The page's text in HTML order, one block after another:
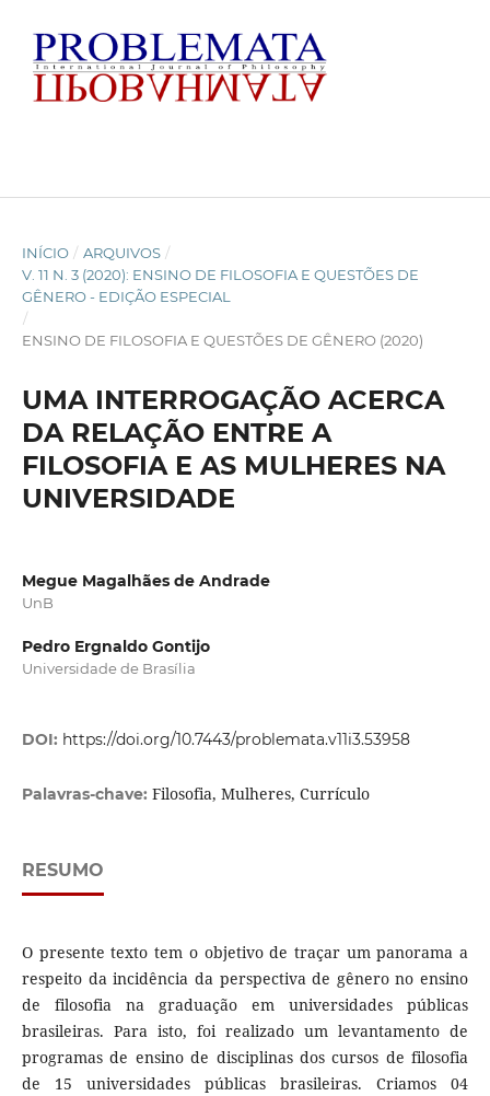
INÍCIO / ARQUIVOS /
V. 11 N. 3 (2020): ENSINO DE FILOSOFIA E QUESTÕES DE
GÊNERO - EDIÇÃO ESPECIAL
/
ENSINO DE FILOSOFIA E QUESTÕES DE GÊNERO (2020)
UMA INTERROGAÇÃO ACERCA
DA RELAÇÃO ENTRE A
FILOSOFIA E AS MULHERES NA
UNIVERSIDADE
Megue Magalhães de Andrade
UnB
Pedro Ergnaldo Gontijo
Universidade de Brasília
DOI: https://doi.org/10.7443/problemata.v11i3.53958
Palavras-chave: Filosofia, Mulheres, Currículo
RESUMO
O presente texto tem o objetivo de traçar um panorama a
respeito da incidência da perspectiva de gênero no ensino
de filosofia na graduação em universidades públicas
brasileiras. Para isto, foi realizado um levantamento de
programas de ensino de disciplinas dos cursos de filosofia
de 15 universidades públicas brasileiras. Criamos 04